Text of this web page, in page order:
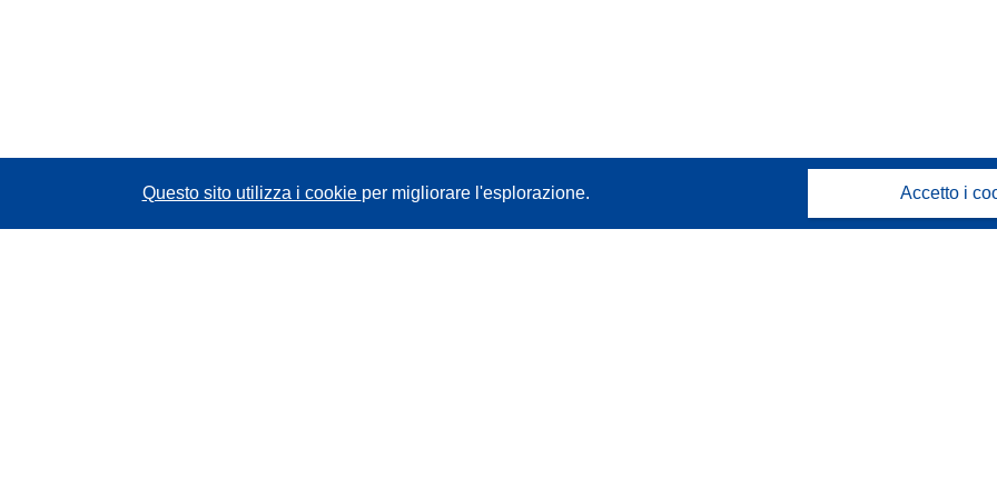
Questo sito utilizza i cookie per migliorare l'esplorazione. Accetto i